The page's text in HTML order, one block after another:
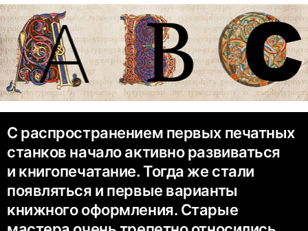
С распространением первых печатных
станков начало активно развиваться
и книгопечатание. Тогда же стали
появляться и первые варианты
книжного оформления. Старые